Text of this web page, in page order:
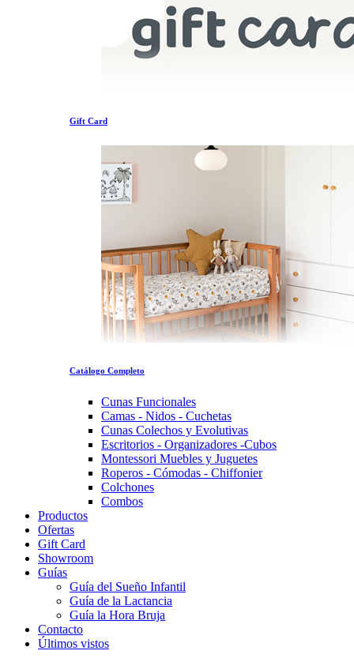
Gift Card
Catálogo Completo
Cunas Funcionales
Camas - Nidos - Cuchetas
Cunas Colechos y Evolutivas
Escritorios - Organizadores -Cubos
Montessori Muebles y Juguetes
Roperos - Cómodas - Chiffonier
Colchones
Combos
Productos
Ofertas
Gift Card
Showroom
Guías
Guía del Sueño Infantil
Guía de la Lactancia
Guía la Hora Bruja
Contacto
Últimos vistos